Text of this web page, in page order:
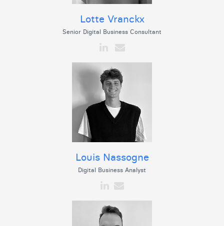
Lotte Vranckx
Senior Digital Business Consultant
Louis Nassogne
Digital Business Analyst